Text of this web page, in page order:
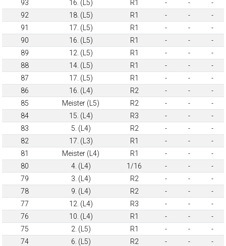
93 16. (L5) R1 - -
-
92
18. (L5) R1 - -
-
91
17. (L5) R1 - -
-
90
16. (L5) R1 - -
-
89
12. (L5) R1 - -
-
88
14. (L5) R1 - -
-
87
17. (L5) R1 - -
-
86
16. (L4) R2 - -
-
85
Meister (L5) R2 - -
-
84
15. (L4) R3 - -
-
83
5. (L4) R2 - -
-
82
17. (L3) R1 - -
-
81
Meister (L4) R1 - -
-
80
4. (L4) 1/16 - -
-
79
3. (L4) R2 - -
-
78
9. (L4) R2 - -
-
77
12. (L4) R3 - -
-
76
10. (L4) R1 - -
-
75
2. (L5) R1 - -
-
74
6. (L5) R2 - -
-